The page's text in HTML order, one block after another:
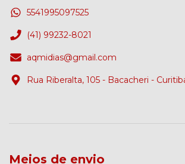
5541995097525
(41) 99232-8021
aqmidias@gmail.com
Rua Riberalta, 105 - Bacacheri -
Meios de envio